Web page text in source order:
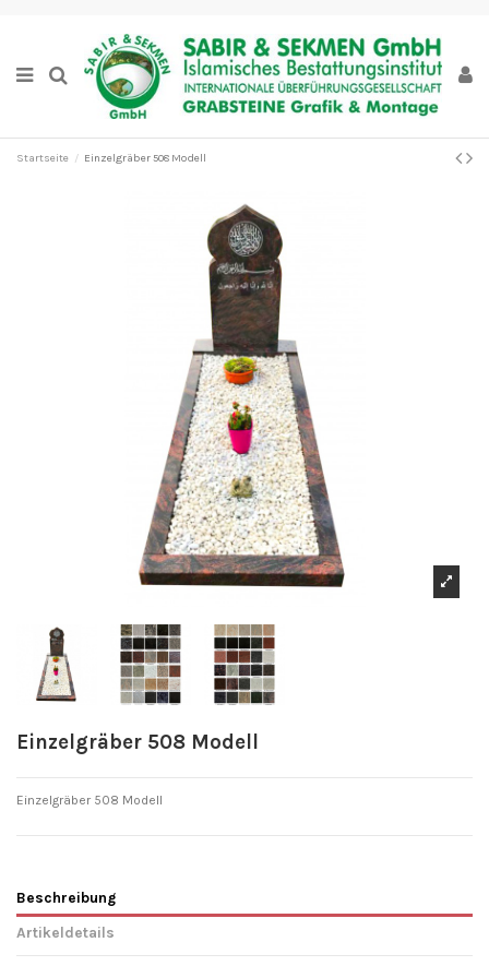
Startseite Einzelgräber 508 Modell
Einzelgräber 508 Modell
Einzelgräber 508 Modell
Beschreibung
Artikeldetails